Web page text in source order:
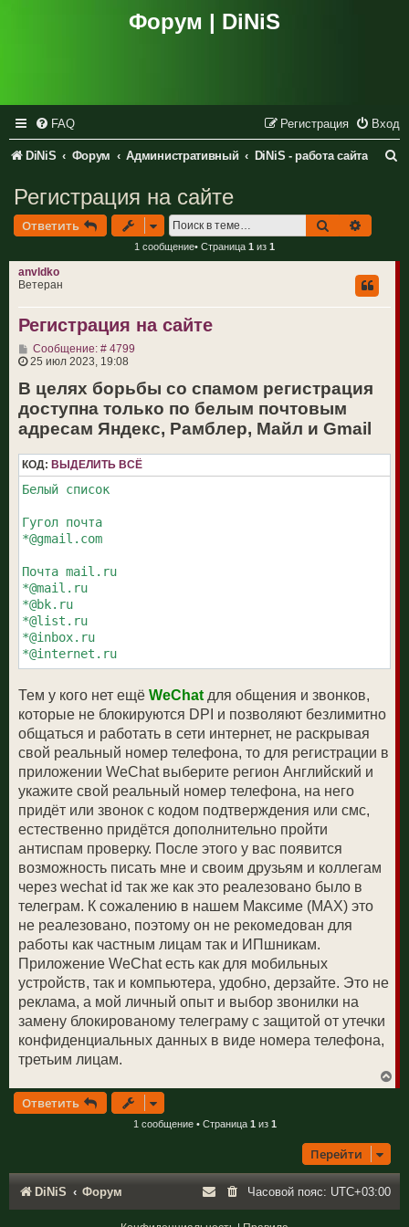
Форум | DiNiS
FAQ Вход
Регистрация
DiNiS Форум Административный DiNiS - работа сайта
к
Регистрация на сайте
Ответить Поиск
1 сообщение• Страница 1 из 1
anvldko
Ветеран
Регистрация на сайте
Сообщение: # 4799С
б
е
н
и
25 июл 2023, 19:08
В целях борьбы со спамом регистрация
доступна только по белым почтовым
адресам Яндекс, Рамблер, Майл и Gmail
КОД: ВЫДЕЛИТЬ ВСЁ
Белый список
Гугол почта
*@gmail.com
Почта mail.ru
*@mail.ru
*@bk.ru
*@list.ru
*@inbox.ru
*@internet.ru
Почта Rambler
*@rambler.ru
*@autorambler.ru
*@myrambler.ru
*@ro.ru
Почта Яндекс
*@ya.ru
*@yandex.ru
*@yandex.by
*@yandex.com
*@yandex.kz
Тем у кого нет ещё WeChatдля общения и звонков,
которые не блокируются DPI и позволяют безлимитно
общаться и работать в сети интернет, не раскрывая
свой реальный номер телефона, то для регистрации в
приложении WeChat выберите регион Английский и
укажите свой реальный номер телефона, на него
придёт или звонок с кодом подтверждения или смс,
естественно придётся дополнительно пройти
антиспам проверку. После этого у вас появится
возможность писать мне и своим друзьям и коллегам
через wechat id так же как это реалезовано было в
телеграм. К сожалению в нашем Максиме (МАХ) это
не реалезовано, поэтому он не рекомедован для
работы как частным лицам так и ИПшникам.
Приложение WeChat есть как для мобильных
устройств, так и компьютера, удобно, дерзайте. Это не
реклама, а мой личный опыт и выбор звонилки на
замену блокированому телеграму с защитой от утечки
конфиденциальных данных в виде номера телефона,
третьим лицам.
е
я
Ответить
1 сообщение • Страница 1из 1
Перейти
DiNiS Форум Часовой пояс: UTC+03:00